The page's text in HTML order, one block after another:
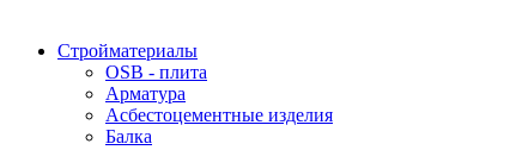
Стройматериалы
OSB - плита
Арматура
Асбестоцементные изделия
Балка